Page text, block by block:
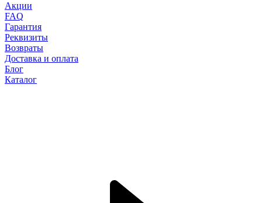
Акции
FAQ
Гарантия
Реквизиты
Возвраты
Доставка и оплата
Блог
Каталог